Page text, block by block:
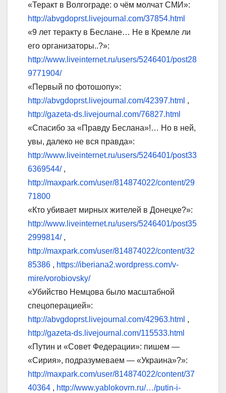
«Теракт в Волгограде: о чём молчат СМИ»:
http://abvgdoprst.livejournal.com/37854.html
«9 лет теракту в Беслане… Не в Кремле ли
его организаторы..?»:
http://www.liveinternet.ru/users/5246401/post28
9771904/
«Первый по фотошопу»:
http://abvgdoprst.livejournal.com/42397.html ,
http://gazeta-ds.livejournal.com/76827.html
«Спасибо за «Правду Беслана»!… Но в ней,
увы, далеко не вся правда»:
http://www.liveinternet.ru/users/5246401/post33
6369544/,
http://maxpark.com/user/814874022/content/29
71800
«Кто убивает мирных жителей в Донецке?»:
http://www.liveinternet.ru/users/5246401/post35
2999814/,
http://maxpark.com/user/814874022/content/32
85386 , https://iberiana2.wordpress.com/v-
mire/vorobiovsky/
«Убийство Немцова было масштабной
спецоперацией»:
http://abvgdoprst.livejournal.com/42963.html ,
http://gazeta-ds.livejournal.com/115533.html
«Путин и «Совет Федерации»: пишем —
«Сирия», подразумеваем — «Украина»?»:
http://maxpark.com/user/814874022/content/37
40364 , http://www.yablokovrn.ru/…/putin-i-